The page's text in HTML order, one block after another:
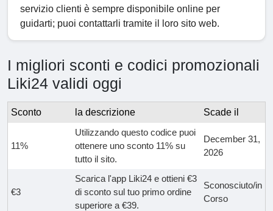
servizio clienti è sempre disponibile online per
guidarti; puoi contattarli tramite il loro sito web.
I migliori sconti e codici promozionali
Liki24 validi oggi
Sconto la descrizione Scade il
11%
Utilizzando questo codice puoi
ottenere uno sconto 11% su
tutto il sito.
December 31,
2026
€3
Scarica l'app Liki24 e ottieni €3
di sconto sul tuo primo ordine
superiore a €39.
Sconosciuto/in
Corso